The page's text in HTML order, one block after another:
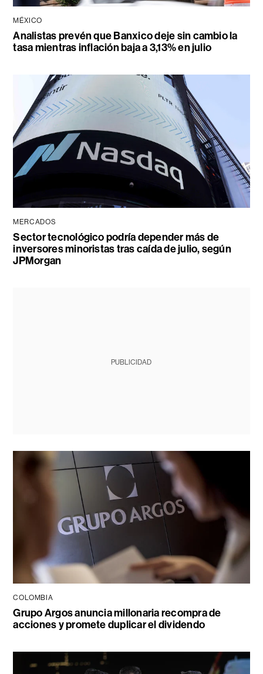
MÉXICO
Analistas prevén que Banxico deje sin cambio la
tasa mientras inflación baja a 3,13% en julio
MERCADOS
Sector tecnológico podría depender más de
inversores minoristas tras caída de julio, según
JPMorgan
PUBLICIDAD
COLOMBIA
Grupo Argos anuncia millonaria recompra de
acciones y promete duplicar el dividendo